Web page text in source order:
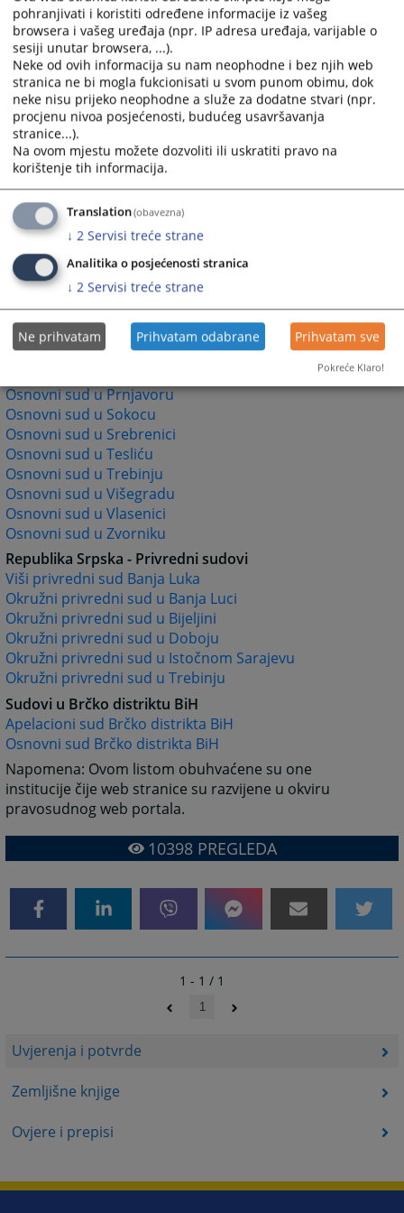
Uvjerenja i potvrde
Zemljišne knjige
Ovjere i prepisi
Općinski sud u Tuzli
Općinski sud u Velikoj Kladuši
Općinski sud u Visokom
Općinski sud u Zavidovićima
Općinski sud u Zenici
Općinski sud u Žepču
Općinski sud u Živinicama
Republika Srpska - Osnovni sudovi
Osnovni sud u Banja Luci
Osnovni sud u Bijeljini
Osnovni sud u Derventi
Osnovni sud u Doboju
Osnovni sud u Foči
Osnovni sud u Gradišci
Osnovni sud u Kotor Varošu
Osnovni sud u Modriči
Osnovni sud u Mrkonjić Gradu
Osnovni sud u Novom Gradu
Osnovni sud u Prnjavoru
Osnovni sud u Sokocu
Osnovni sud u Srebrenici
Osnovni sud u Tesliću
Osnovni sud u Trebinju
Osnovni sud u Višegradu
Osnovni sud u Vlasenici
Osnovni sud u Zvorniku
Republika Srpska - Privredni sudovi
Viši privredni sud Banja Luka
Okružni privredni sud u Banja Luci
Okružni privredni sud u Bijeljini
Okružni privredni sud u Doboju
Okružni privredni sud u Istočnom Sarajevu
Okružni privredni sud u Trebinju
Sudovi u Brčko distriktu BiH
Apelacioni sud Brčko distrikta BiH
Osnovni sud Brčko distrikta BiH
Napomena: Ovom listom obuhvaćene su one
institucije čije web stranice su razvijene u okviru
pravosudnog web portala.
10398PREGLEDA
1 - 1 / 1
1
pohranjivati i koristiti određene informacije iz vašeg
browsera i vašeg uređaja (npr. IP adresa uređaja, varijable o
sesiji unutar browsera, ...).
Neke od ovih informacija su nam neophodne i bez njih web
stranica ne bi mogla fukcionisati u svom punom obimu, dok
neke nisu prijeko neophodne a služe za dodatne stvari (npr.
procjenu nivoa posjećenosti, budućeg usavršavanja
stranice...).
Na ovom mjestu možete dozvoliti ili uskratiti pravo na
korištenje tih informacija.
Translation(obavezna)
↓ 2 Servisi treće strane
Analitika o posjećenosti stranica
↓ 2 Servisi treće strane
Ne prihvatam Prihvatam odabrane Prihvatam sve
Pokreće Klaro!